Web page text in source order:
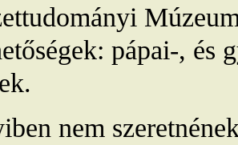
pápai-, és
nem